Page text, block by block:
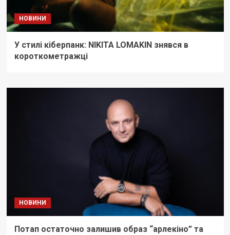
НОВИНИ
У стилі кіберпанк: NIKITA LOMAKIN знявся в
короткометражці
НОВИНИ
Потап остаточно залишив образ “арлекіно” та